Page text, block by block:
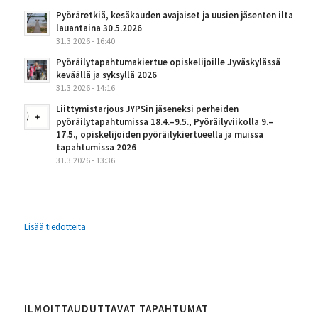
Pyöräretkiä, kesäkauden avajaiset ja uusien jäsenten ilta
lauantaina 30.5.2026
31.3.2026 - 16:40
Pyöräilytapahtumakiertue opiskelijoille Jyväskylässä
keväällä ja syksyllä 2026
31.3.2026 - 14:16
Liittymistarjous JYPSin jäseneksi perheiden
pyöräilytapahtumissa 18.4.–9.5., Pyöräilyviikolla 9.–
17.5., opiskelijoiden pyöräilykiertueella ja muissa
tapahtumissa 2026
31.3.2026 - 13:36
Lisää tiedotteita
ILMOITTAUDUTTAVAT TAPAHTUMAT